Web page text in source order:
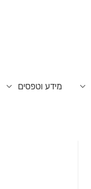
מידע וטפסים